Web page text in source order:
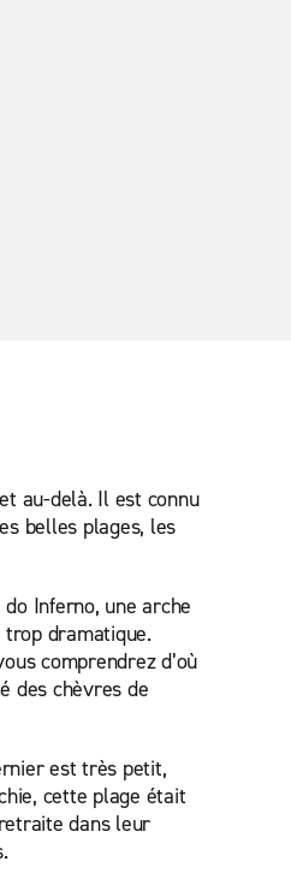
au-delà. Il est connu
belles plages, les
Inferno, une arche
dramatique.
comprendrez d’où
des chèvres de
est très petit,
cette plage était
dans leur